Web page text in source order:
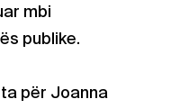
mbi
publike.
për Joanna